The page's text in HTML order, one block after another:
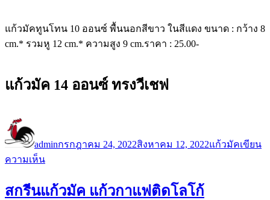
แก้วมัคทูนโทน 10 ออนซ์ พื้นนอกสีขาว ในสีแดง ขนาด : กว้าง 8
cm.* รวมหู 12 cm.* ความสูง 9 cm.ราคา : 25.00-
แก้วมัค 14 ออนซ์ ทรงวีเชฟ
เขียน
adminเมื่อ
กรกฎาคม 24, 2022สิงหาคม 12, 2022หมู่
แก้วมัคเขียน
ความเห็นบน
เซรา
สกรีนแก้วมัค แก้วกาแฟติดโลโก้